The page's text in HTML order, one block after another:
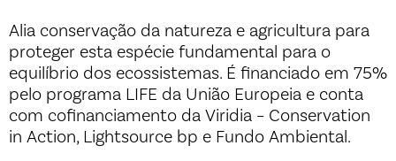
Alia conservação da natureza e agricultura para
proteger esta espécie fundamental para o
equilíbrio dos ecossistemas. É financiado em 75%
pelo programa LIFE da União Europeia e conta
com cofinanciamento da Viridia – Conservation
in Action, Lightsource bp e Fundo Ambiental.